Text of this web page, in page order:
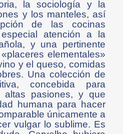
la sociología y la
y los manteles, así
de las cocinas
atención a la
y una pertinente
elementales»
y el queso, comidas
Una colección de
concebida para
altas pasiones, y que
humana para hacer
únicamente a
vulgar lo sublime. Es